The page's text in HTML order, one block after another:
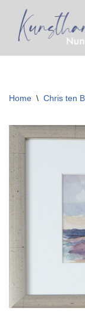
Ga
Home \ Chris ten